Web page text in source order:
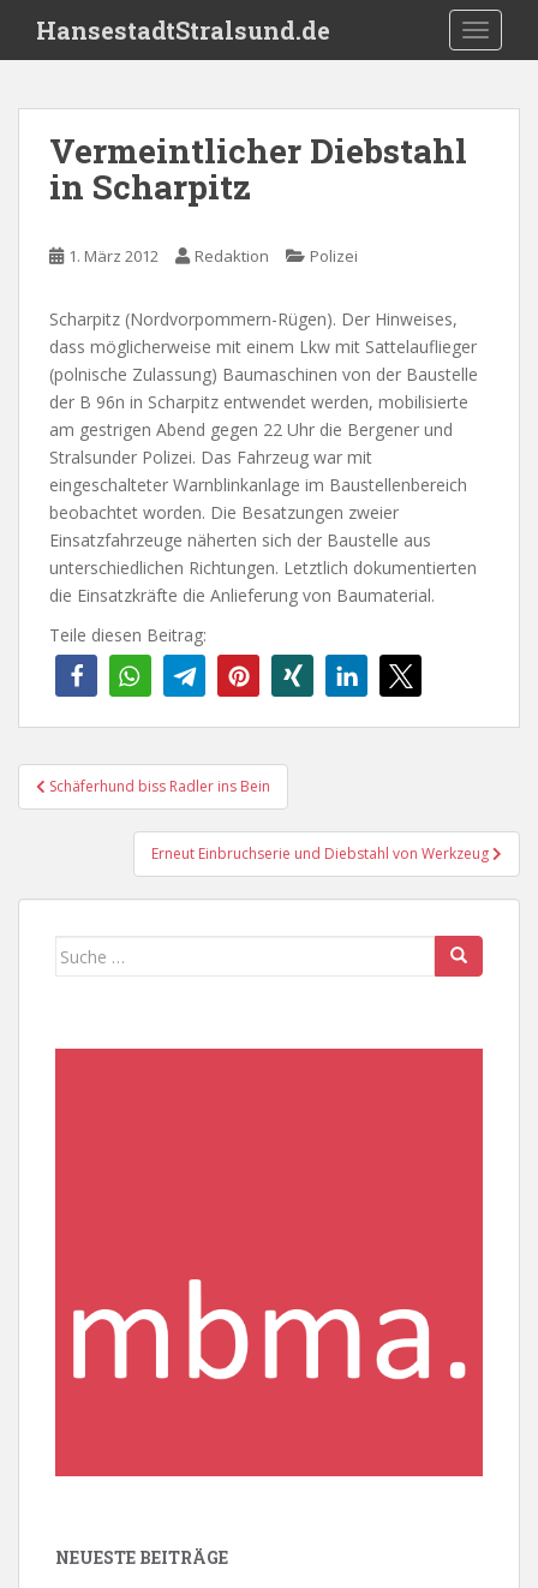
i
HansestadtStralsund.de
Vermeintlicher Diebstahl
in Scharpitz
1. März 2012 Redaktion Polizei
Scharpitz (Nordvorpommern-Rügen). Der Hinweises,
dass möglicherweise mit einem Lkw mit Sattelauflieger
(polnische Zulassung) Baumaschinen von der Baustelle
der B 96n in Scharpitz entwendet werden, mobilisierte
am gestrigen Abend gegen 22 Uhr die Bergener und
Stralsunder Polizei. Das Fahrzeug war mit
eingeschalteter Warnblinkanlage im Baustellenbereich
beobachtet worden. Die Besatzungen zweier
Einsatzfahrzeuge näherten sich der Baustelle aus
unterschiedlichen Richtungen. Letztlich dokumentierten
die Einsatzkräfte die Anlieferung von Baumaterial.
Teile diesen Beitrag:
Beitragsnavigation
Schäferhund biss Radler ins Bein
Erneut Einbruchserie und Diebstahl von Werkzeug
Suche
NEUESTE BEITRÄGE